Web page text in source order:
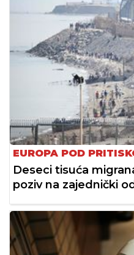
EUROPA POD
Deseci tisuća
poziv na zajednički